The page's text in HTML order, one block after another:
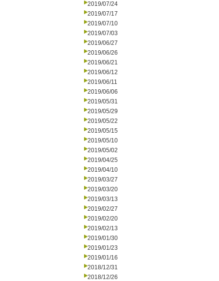
2019/07/24
2019/07/17
2019/07/10
2019/07/03
2019/06/27
2019/06/26
2019/06/21
2019/06/12
2019/06/11
2019/06/06
2019/05/31
2019/05/29
2019/05/22
2019/05/15
2019/05/10
2019/05/02
2019/04/25
2019/04/10
2019/03/27
2019/03/20
2019/03/13
2019/02/27
2019/02/20
2019/02/13
2019/01/30
2019/01/23
2019/01/16
2018/12/31
2018/12/26